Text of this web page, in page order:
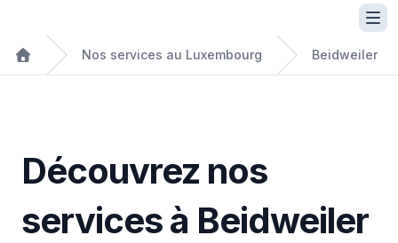
Nos services au Luxembourg Beidweiler
Découvrez nos
services à Beidweiler